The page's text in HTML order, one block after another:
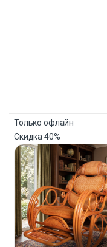
Только офлайн
Скидка40%